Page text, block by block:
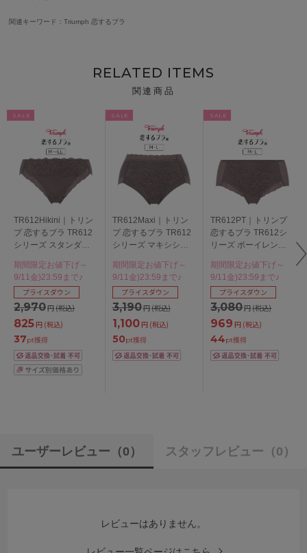
関連キーワード：Triumph 恋するブラ
RELATED ITEMS
関連商品
SALE
TR612Hikini｜トリン
プ 恋するブラ TR612
シリーズ スタンダー
期間限定お値下げ～
9/11金)23:59まで♪
2,970円(税込)
プライスダウン
825円 (税込)
37pt獲得
SALE
TR612Maxi｜トリン
プ 恋するブラ TR612
シリーズ マキシショ
期間限定お値下げ～
9/11金)23:59まで♪
3,190円(税込)
プライスダウン
1,100円 (税込)
50pt獲得
SALE
TR612PT｜トリンプ
恋するブラ TR612シ
リーズ ボーイレング
期間限定お値下げ～
9/11金)23:59まで♪
3,080円(税込)
プライスダウン
969 円 (税込)
44pt獲得
ユーザーレビュー （0） スタッフレビュー （0）
レビューはありません。